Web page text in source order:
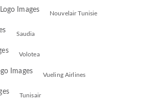
Nouvelair Tunisie
Saudia
Volotea
Vueling Airlines
Tunisair